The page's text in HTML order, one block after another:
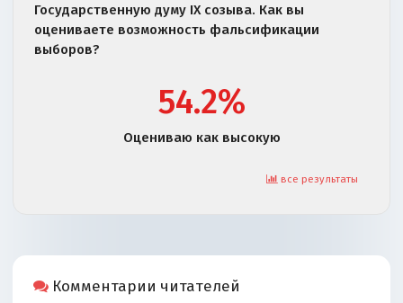
Государственную думу IX созыва. Как вы
оцениваете возможность фальсификации
выборов?
54.2%
Оцениваю как высокую
все результаты
Комментарии читателей